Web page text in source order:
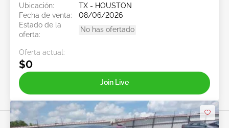
Ubicación:
TX - HOUSTON
Fecha de venta:
08/06/2026
Estado de la
oferta:
No has ofertado
Oferta actual:
$0
Join Live